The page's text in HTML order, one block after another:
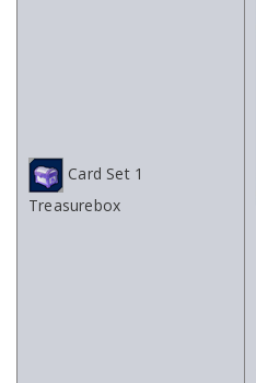
Card Set 1
Treasurebox